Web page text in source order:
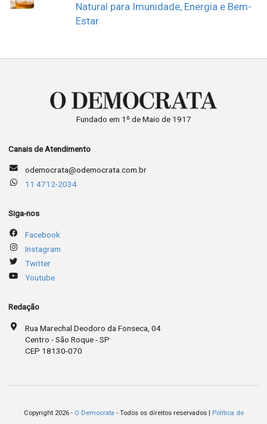
Natural para Imunidade, Energia e Bem-
Estar
Fundado em 1º de Maio de 1917
Canais de Atendimento
odemocrata@odemocrata.com.br
11 4712-2034
Siga-nos
Facebook
Instagram
Twitter
Youtube
Redação
Rua Marechal Deodoro da Fonseca, 04
Centro - São Roque - SP
CEP 18130-070
Copyright 2026 - O Democrata - Todos os direitos reservados | Política de